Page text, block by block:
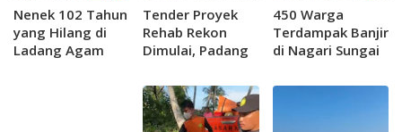
Nenek 102 Tahun
yang Hilang di
Ladang Agam
Tender Proyek
Rehab Rekon
Dimulai, Padang
Embung ke
Pemerintah
Pusat
450 Warga
Terdampak Banjir
di Nagari Sungai
di Evakuasi